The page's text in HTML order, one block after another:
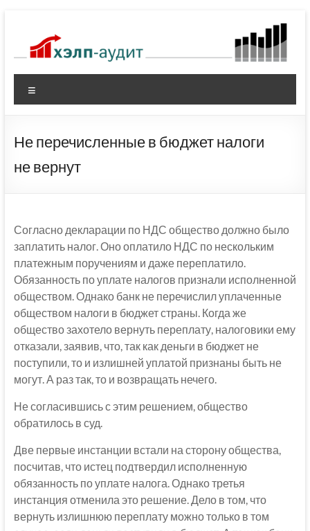
содержимому
Не перечисленные в бюджет налоги
не вернут
Согласно декларации по НДС общество должно было
заплатить налог. Оно оплатило НДС по нескольким
платежным поручениям и даже переплатило.
Обязанность по уплате налогов признали исполненной
обществом. Однако банк не перечислил уплаченные
обществом налоги в бюджет страны. Когда же
общество захотело вернуть переплату, налоговики ему
отказали, заявив, что, так как деньги в бюджет не
поступили, то и излишней уплатой признаны быть не
могут. А раз так, то и возвращать нечего.
Не согласившись с этим решением, общество
обратилось в суд.
Две первые инстанции встали на сторону общества,
посчитав, что истец подтвердил исполненную
обязанность по уплате налога. Однако третья
инстанция отменила это решение. Дело в том, что
вернуть излишнюю переплату можно только в том